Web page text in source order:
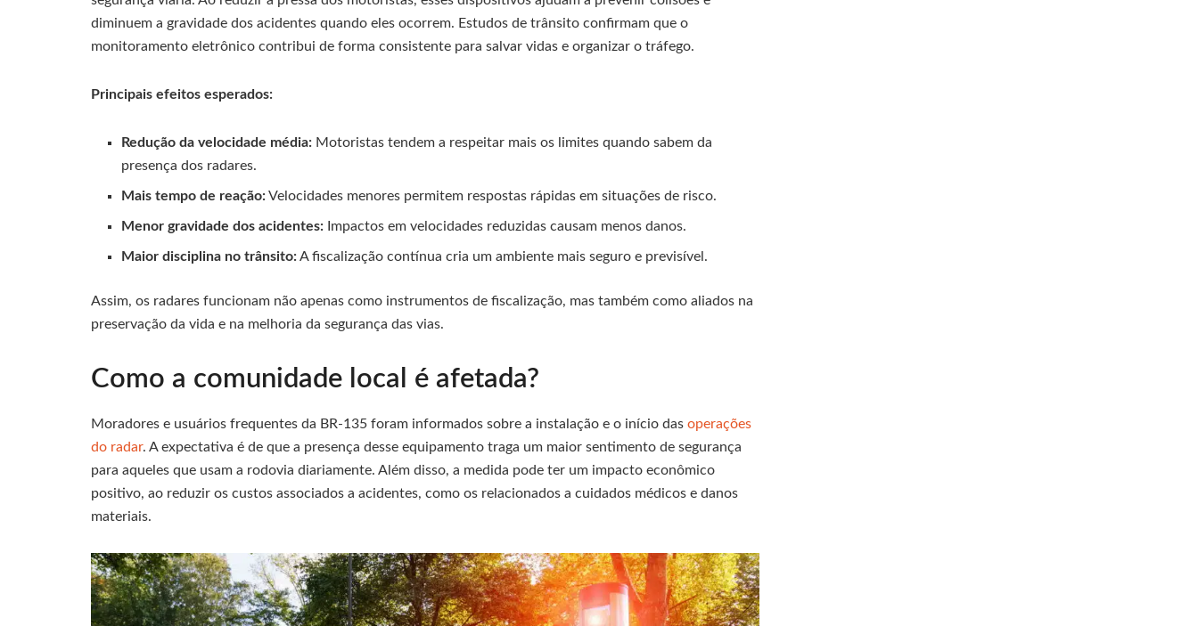
diminuem a gravidade dos acidentes quando eles ocorrem. Estudos de trânsito confirmam que o
monitoramento eletrônico contribui de forma consistente para salvar vidas e organizar o tráfego.
Principais efeitos esperados:
Redução da velocidade média: Motoristas tendem a respeitar mais os limites quando sabem da
presença dos radares.
Mais tempo de reação:Velocidades menores permitem respostas rápidas em situações de risco.
Menor gravidade dos acidentes: Impactos em velocidades reduzidas causam menos danos.
Maior disciplina no trânsito:A fiscalização contínua cria um ambiente mais seguro e previsível.
Assim, os radares funcionam não apenas como instrumentos de fiscalização, mas também como aliados na
preservação da vida e na melhoria da segurança das vias.
Como a comunidade local é afetada?
Moradores e usuários frequentes da BR-135 foram informados sobre a instalação e o início das operações
do radar. A expectativa é de que a presença desse equipamento traga um maior sentimento de segurança
para aqueles que usam a rodovia diariamente. Além disso, a medida pode ter um impacto econômico
positivo, ao reduzir os custos associados a acidentes, como os relacionados a cuidados médicos e danos
materiais.